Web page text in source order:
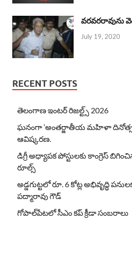
వరవరరావును
July 19, 2020
RECENT POSTS
తెలంగాణ ఇంటర్ రిజల్ట్స్ 2026
ఘనంగా ‘అంతర్జాతీయ మహిళా
ఆవిష్కరణ.
డిగ్రీ అధ్యాపక పోస్టులకు కాంగ్రెస్
రూల్స్
అడ్డగుట్టలో రూ. 6 కోట్ల అభివృద్ధి
పద్మారావు గౌడ్
గోపాల్‌పేటలో సీఎం కప్ క్రీడా సంబరాలు